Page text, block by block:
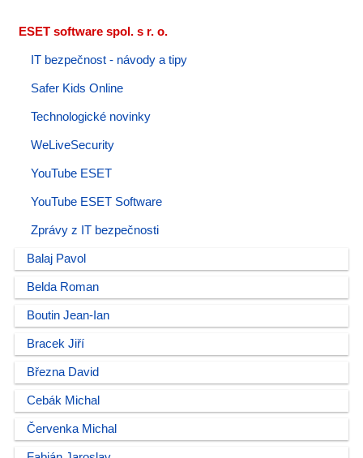
ESET software spol. s r. o.
IT bezpečnost - návody a tipy
Safer Kids Online
Technologické novinky
WeLiveSecurity
YouTube ESET
YouTube ESET Software
Zprávy z IT bezpečnosti
Balaj Pavol
Belda Roman
Boutin Jean-Ian
Bracek Jiří
Března David
Cebák Michal
Červenka Michal